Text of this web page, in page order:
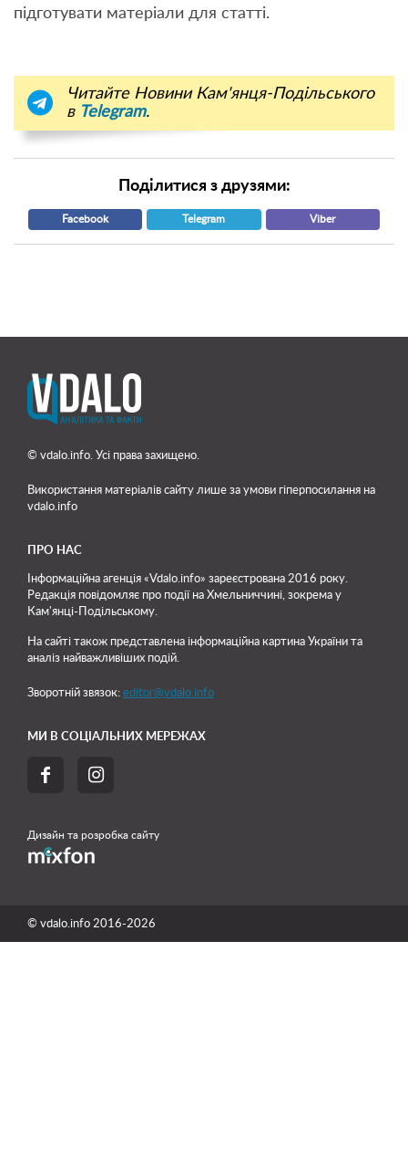
підготувати матеріали для статті.
Читайте Новини Кам'янця-Подільського
в Telegram.
Поділитися з друзями:
Facebook Telegram Viber
© vdalo.info. Усі права захищено.
Використання матеріалів сайту лише за умови гіперпосилання на
vdalo.info
ПРО НАС
Інформаційна агенція «Vdalo.info» зареєстрована 2016 року.
Редакція повідомляє про події на Хмельниччині, зокрема у
Кам'янці-Подільському.
На сайті також представлена інформаційна картина України та
аналіз найважливіших подій.
Зворотній звязок: editor@vdalo.info
МИ В СОЦІАЛЬНИХ МЕРЕЖАХ
 
Дизайн та розробка сайту
© vdalo.info 2016-2026